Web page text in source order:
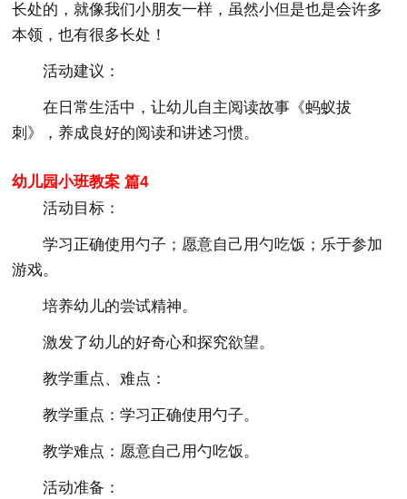
长处的，就像我们小朋友一样，虽然小但是也是会许多
本领，也有很多长处！
活动建议：
在日常生活中，让幼儿自主阅读故事《蚂蚁拔
刺》，养成良好的阅读和讲述习惯。
幼儿园小班教案 篇4
活动目标：
学习正确使用勺子；愿意自己用勺吃饭；乐于参加
游戏。
培养幼儿的尝试精神。
激发了幼儿的好奇心和探究欲望。
教学重点、难点：
教学重点：学习正确使用勺子。
教学难点：愿意自己用勺吃饭。
活动准备：